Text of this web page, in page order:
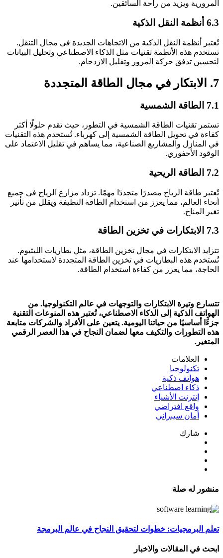
المرورية ويزيد من راحة السائقين.
6.3 أنظمة النقل الذكية
تُعتبر أنظمة النقل الذكية من الاتجاهات الجديدة في مجال التنقل.
تستخدم هذه الأنظمة تقنيات مثل الذكاء الاصطناعي وتحليل البيانات
لتحسين تدفق حركة المرور وتقليل الازدحام.
7. الابتكار في مجال الطاقة المتجددة
7.1 الطاقة الشمسية
تستمر تقنيات الطاقة الشمسية في التطور، حيث تقدم حلولًا أكثر
كفاءة في تحويل الطاقة الشمسية إلى كهرباء. تُستخدم هذه التقنيات
في المنازل والمشاريع الصناعية، مما يساهم في تقليل الاعتماد على
الوقود الأحفوري.
7.2 الطاقة الريحية
تُعتبر طاقة الرياح مصدرًا متجددًا مهمًا. تزداد مزارع الرياح في جميع
أنحاء العالم، مما يعزز من استخدام الطاقة النظيفة ويقلل من تأثير
تغير المناخ.
7.3 الابتكارات في تخزين الطاقة
تتزايد الابتكارات في مجال تخزين الطاقة، مثل بطاريات الليثيوم.
تُستخدم هذه البطاريات في تخزين الطاقة المتجددة لاستخدامها عند
الحاجة، مما يعزز من كفاءة استخدام الطاقة.
تتسارع وتيرة الابتكارات والتوجهات في عالم التكنولوجيا. من
الهواتف الذكية إلى الذكاء الاصطناعي، تُعتبر هذه المنوعات التقنية
جزءًا أساسيًا من حياتنا اليومية. يتعين على الأفراد والشركات متابعة
هذه التطورات والتكيف معها لضمان النجاح في هذا العصر الرقمي
المتغير.
العلامات
تكنولوجيا
هواتف ذكية
ذكاء اصطناعي
إنترنت الأشياء
واقع افتراضي
أمان سيبراني
شارك
منشور له صلة
تعلم البرمجيات: خطوات لتحقيق النجاح في عالم البرمجة
ابحث في المقالات والاخبار